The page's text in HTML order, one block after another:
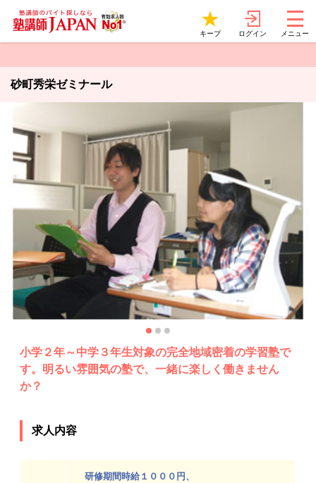
キープ ログイン メニュー
砂町秀栄ゼミナール
小学２年～中学３年生対象の完全地域密着の学習塾で
す。明るい雰囲気の塾で、一緒に楽しく働きません
か？
求人内容
研修期間時給１０００円、